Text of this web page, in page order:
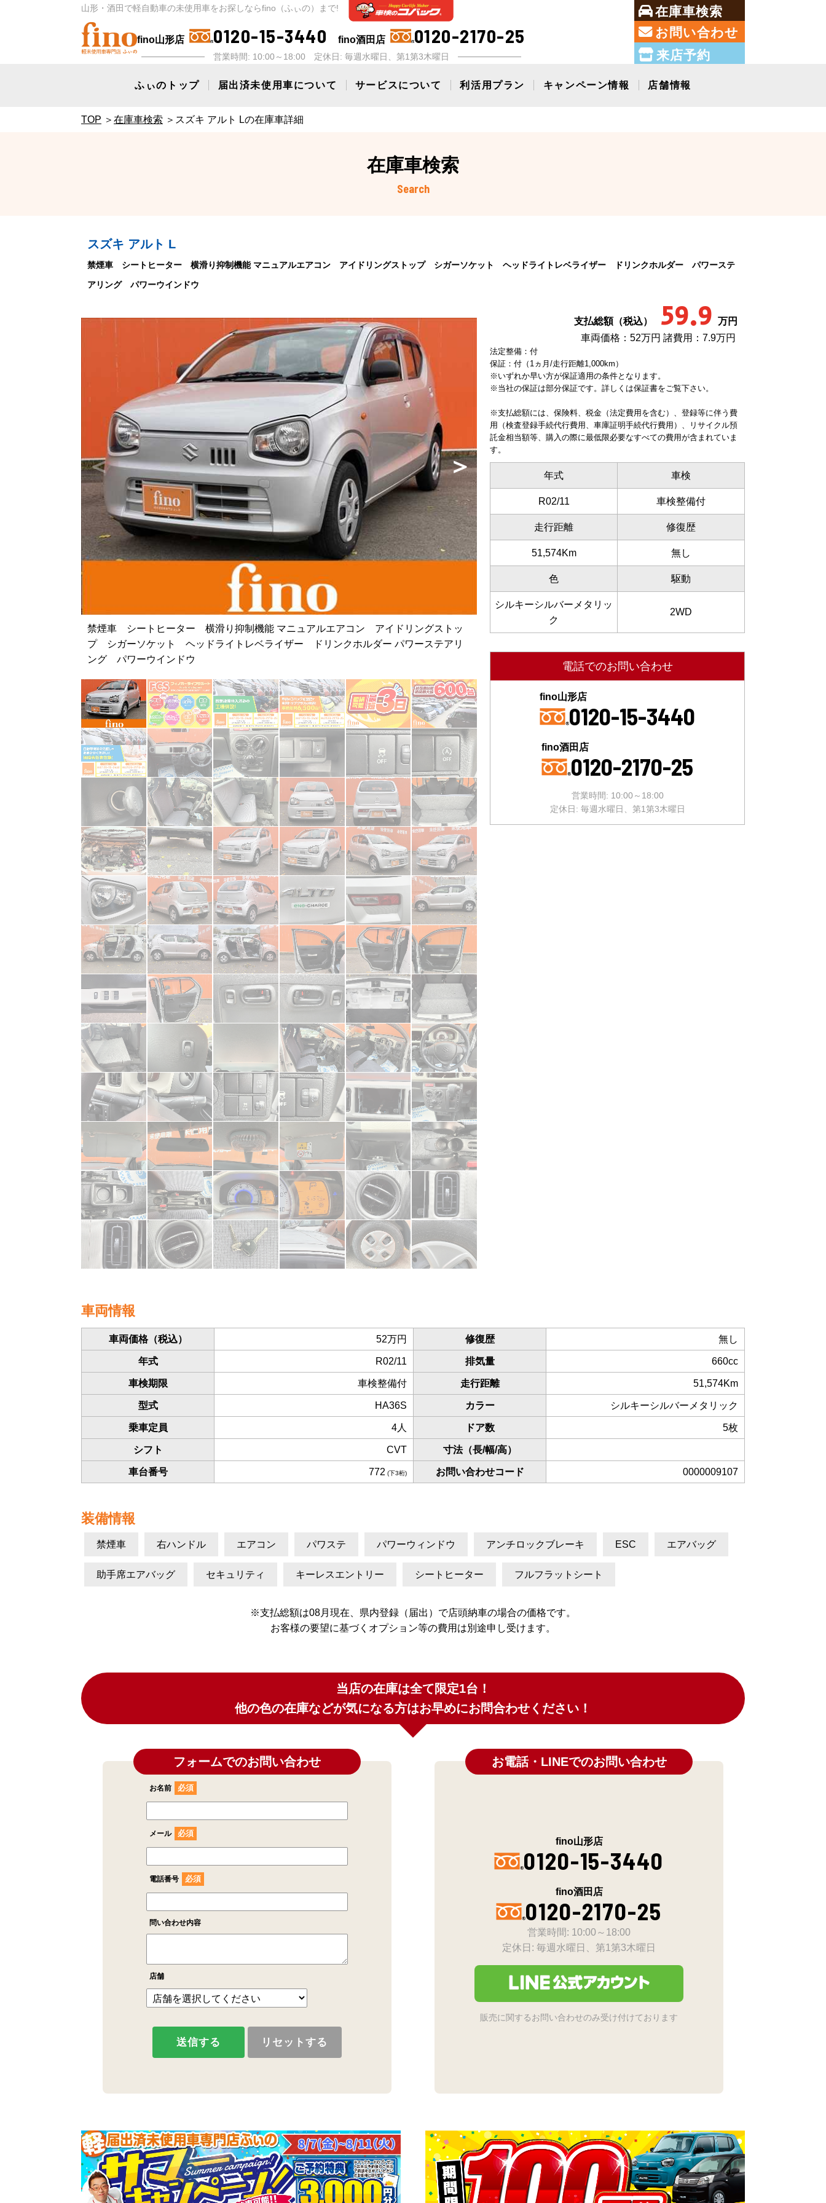
山形・酒田で軽自動車の未使用車をお探しならfino（ふぃの）まで!
fino山形店 0120-15-3440 fino酒田店 0120-2170-25
営業時間: 10:00～18:00 定休日: 毎週水曜日、第1第3木曜日
在庫車検索
お問い合わせ
来店予約
ふぃのトップ 届出済未使用車について サービスについて 利活用プラン キャンペーン情報 店舗情報
TOP 在庫車検索 スズキ アルト Lの在庫車詳細
在庫車検索
Search
スズキ アルト L
禁煙車 シートヒーター 横滑り抑制機能 マニュアルエアコン アイドリングストップ シガーソケット ヘッドライトレベライザー ドリンクホルダー パワーステ
アリング パワーウインドウ
＜ ＞
禁煙車 シートヒーター 横滑り抑制機能 マニュアルエアコン アイドリングストッ
プ シガーソケット ヘッドライトレベライザー ドリンクホルダー パワーステアリ
ング パワーウインドウ
支払総額（税込） 59.9 万円
車両価格：52万円 諸費用：7.9万円
法定整備：付
保証：付（1ヵ月/走行距離1,000km）
※いずれか早い方が保証適用の条件となります。
※当社の保証は部分保証です。詳しくは保証書をご覧下さい。
※支払総額には、保険料、税金（法定費用を含む）、登録等に伴う費
用（検査登録手続代行費用、車庫証明手続代行費用）、リサイクル預
託金相当額等、購入の際に最低限必要なすべての費用が含まれていま
す。
年式 車検
R02/11 車検整備付
走行距離 修復歴
51,574Km 無し
色 駆動
シルキーシルバーメタリッ
ク
2WD
電話でのお問い合わせ
fino山形店
0120-15-3440
fino酒田店
0120-2170-25
営業時間: 10:00～18:00
定休日: 毎週水曜日、第1第3木曜日
車両情報
車両価格（税込） 52万円 修復歴 無し
年式 R02/11 排気量 660cc
車検期限 車検整備付 走行距離 51,574Km
型式 HA36S カラー シルキーシルバーメタリック
乗車定員 4人 ドア数 5枚
シフト CVT 寸法（長/幅/高）
車台番号 772 (下3桁) お問い合わせコード 0000009107
装備情報
禁煙車 右ハンドル エアコン パワステ パワーウィンドウ アンチロックブレーキ ESC エアバッグ
助手席エアバッグ セキュリティ キーレスエントリー シートヒーター フルフラットシート
※支払総額は08月現在、県内登録（届出）で店頭納車の場合の価格です。
お客様の要望に基づくオプション等の費用は別途申し受けます。
当店の在庫は全て限定1台！
他の色の在庫などが気になる方はお早めにお問合わせください！
フォームでのお問い合わせ お電話・LINEでのお問い合わせ
fino山形店
0120-15-3440
fino酒田店
0120-2170-25
営業時間: 10:00～18:00
定休日: 毎週水曜日、第1第3木曜日
販売に関するお問い合わせのみ受け付けております